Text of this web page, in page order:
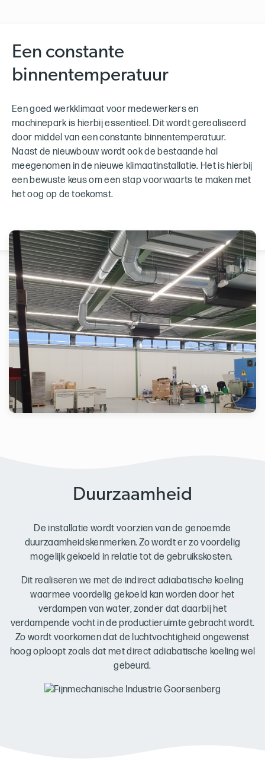
Een constante
binnentemperatuur
Een goed werkklimaat voor medewerkers en
machinepark is hierbij essentieel. Dit wordt gerealiseerd
door middel van een constante binnentemperatuur.
Naast de nieuwbouw wordt ook de bestaande hal
meegenomen in de nieuwe klimaatinstallatie. Het is hierbij
een bewuste keus om een stap voorwaarts te maken met
het oog op de toekomst.
Duurzaamheid
De installatie wordt voorzien van de genoemde
duurzaamheidskenmerken. Zo wordt er zo voordelig
mogelijk gekoeld in relatie tot de gebruikskosten.
Dit realiseren we met de indirect adiabatische koeling
waarmee voordelig gekoeld kan worden door het
verdampen van water, zonder dat daarbij het
verdampende vocht in de productieruimte gebracht wordt.
Zo wordt voorkomen dat de luchtvochtigheid ongewenst
hoog oploopt zoals dat met direct adiabatische koeling wel
gebeurd.